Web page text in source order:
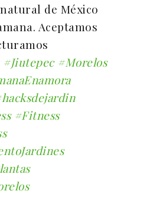
de México
Aceptamos
#Jiutepec #Morelos
#Fitness